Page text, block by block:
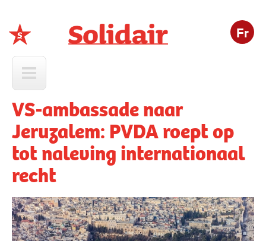
Fr
VS-ambassade naar
Jeruzalem: PVDA roept op
tot naleving internationaal
recht